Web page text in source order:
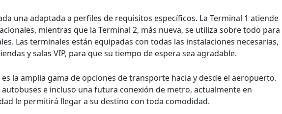
una adaptada a perfiles de requisitos específicos. La Terminal 1 atiende
mientras que la Terminal 2, más nueva, se utiliza sobre todo para
Las terminales están equipadas con todas las instalaciones necesarias,
y salas VIP, para que su tiempo de espera sea agradable.
la amplia gama de opciones de transporte hacia y desde el aeropuerto.
e incluso una futura conexión de metro, actualmente en
le permitirá llegar a su destino con toda comodidad.